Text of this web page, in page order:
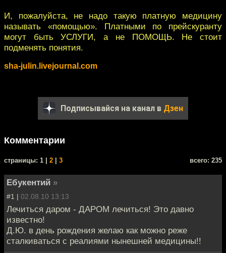
И, пожалуйста, не надо такую платную медицину
называть «помощью». Платными по прейскуранту
могут быть УСЛУГИ, а не ПОМОЩЬ. Не стоит
подменять понятия.
sha-julin.livejournal.com
Подписывайся на канал в Дзен
Комментарии
cтраницы: 1 | 2 3 всего: 235
Ебукентий »
#1 | 02.08.10 13:13
Лечиться даром - ДАРОМ лечиться! Это давно
известно!
Д.Ю. в день рождения желаю как можно реже
сталкиваться с реалиями нынешней медицины!!